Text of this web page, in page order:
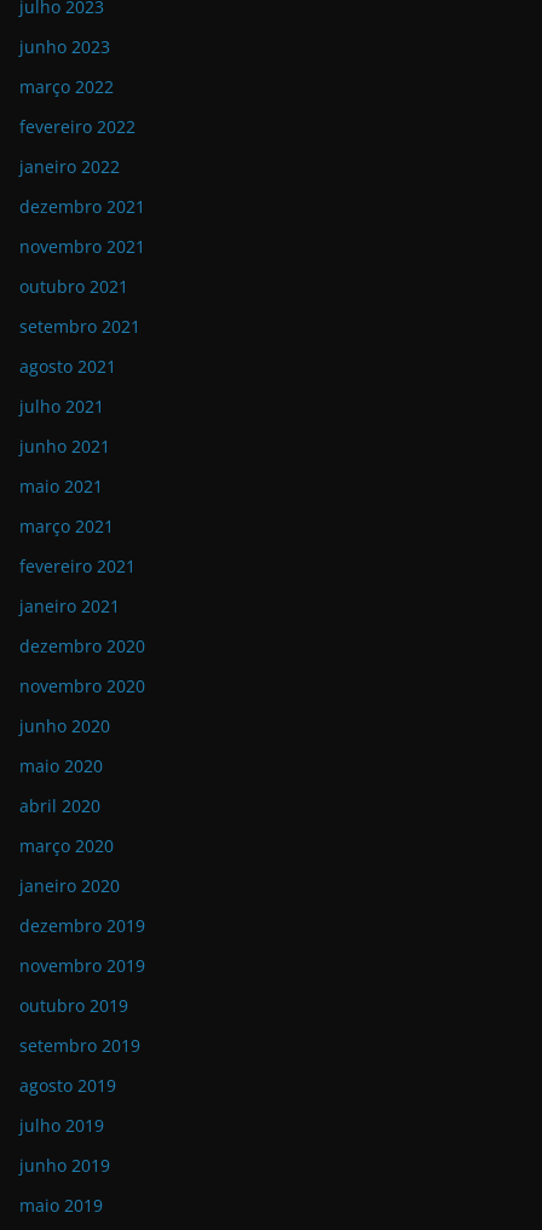
julho 2023
junho 2023
março 2022
fevereiro 2022
janeiro 2022
dezembro 2021
novembro 2021
outubro 2021
setembro 2021
agosto 2021
julho 2021
junho 2021
maio 2021
março 2021
fevereiro 2021
janeiro 2021
dezembro 2020
novembro 2020
junho 2020
maio 2020
abril 2020
março 2020
janeiro 2020
dezembro 2019
novembro 2019
outubro 2019
setembro 2019
agosto 2019
julho 2019
junho 2019
maio 2019